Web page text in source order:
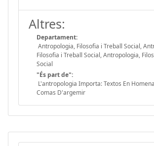
Altres:
Departament:
Antropologia, Filosofia i Treball Social,
Filosofia i Treball Social, Antropologia,
Social
"És part de":
L'antropologia Importa: Textos En
Comas D'argemir